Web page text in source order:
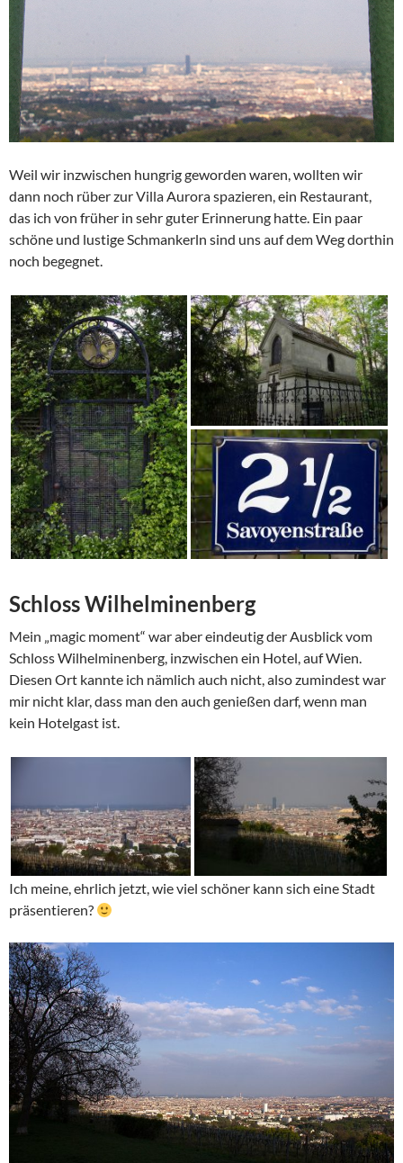
Weil wir inzwischen hungrig geworden waren, wollten wir
dann noch rüber zur Villa Aurora spazieren, ein Restaurant,
das ich von früher in sehr guter Erinnerung hatte. Ein paar
schöne und lustige Schmankerln sind uns auf dem Weg dorthin
noch begegnet.
Schloss Wilhelminenberg
Mein „magic moment“ war aber eindeutig der Ausblick vom
Schloss Wilhelminenberg, inzwischen ein Hotel, auf Wien.
Diesen Ort kannte ich nämlich auch nicht, also zumindest war
mir nicht klar, dass man den auch genießen darf, wenn man
kein Hotelgast ist.
Ich meine, ehrlich jetzt, wie viel schöner kann sich eine Stadt
präsentieren?